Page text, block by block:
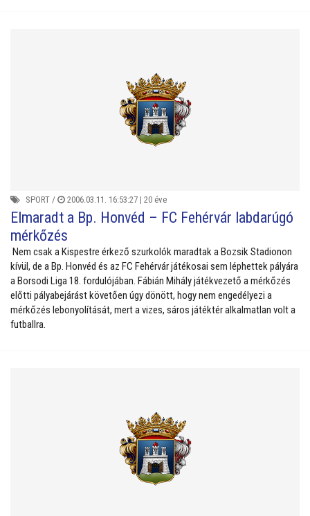
SPORT / 2006.03.11. 16:53:27 | 20 éve
Elmaradt a Bp. Honvéd – FC Fehérvár labdarúgó
mérkőzés
Nem csak a Kispestre érkező szurkolók maradtak a Bozsik Stadionon
kívül, de a Bp. Honvéd és az FC Fehérvár játékosai sem léphettek pályára
a Borsodi Liga 18. fordulójában. Fábián Mihály játékvezető a mérkőzés
előtti pályabejárást követően úgy dönött, hogy nem engedélyezi a
mérkőzés lebonyolítását, mert a vizes, sáros játéktér alkalmatlan volt a
futballra.